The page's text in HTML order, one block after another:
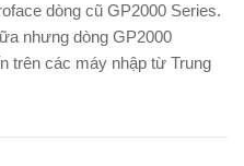
dòng cũ GP2000 Series.
nhưng dòng GP2000
trên các máy nhập từ Trung